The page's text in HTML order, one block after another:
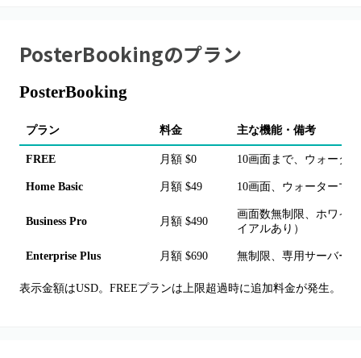
PosterBookingのプラン
PosterBooking
プラン 料金 主な機能・備考
FREE 月額 $0 10画面まで、ウォータ
Home Basic 月額 $49 10画面、ウォーターマ
Business Pro 月額 $490
画面数無制限、ホワイ
イアルあり）
Enterprise Plus 月額 $690 無制限、専用サーバー
表示金額はUSD。FREEプランは上限超過時に追加料金が発生。